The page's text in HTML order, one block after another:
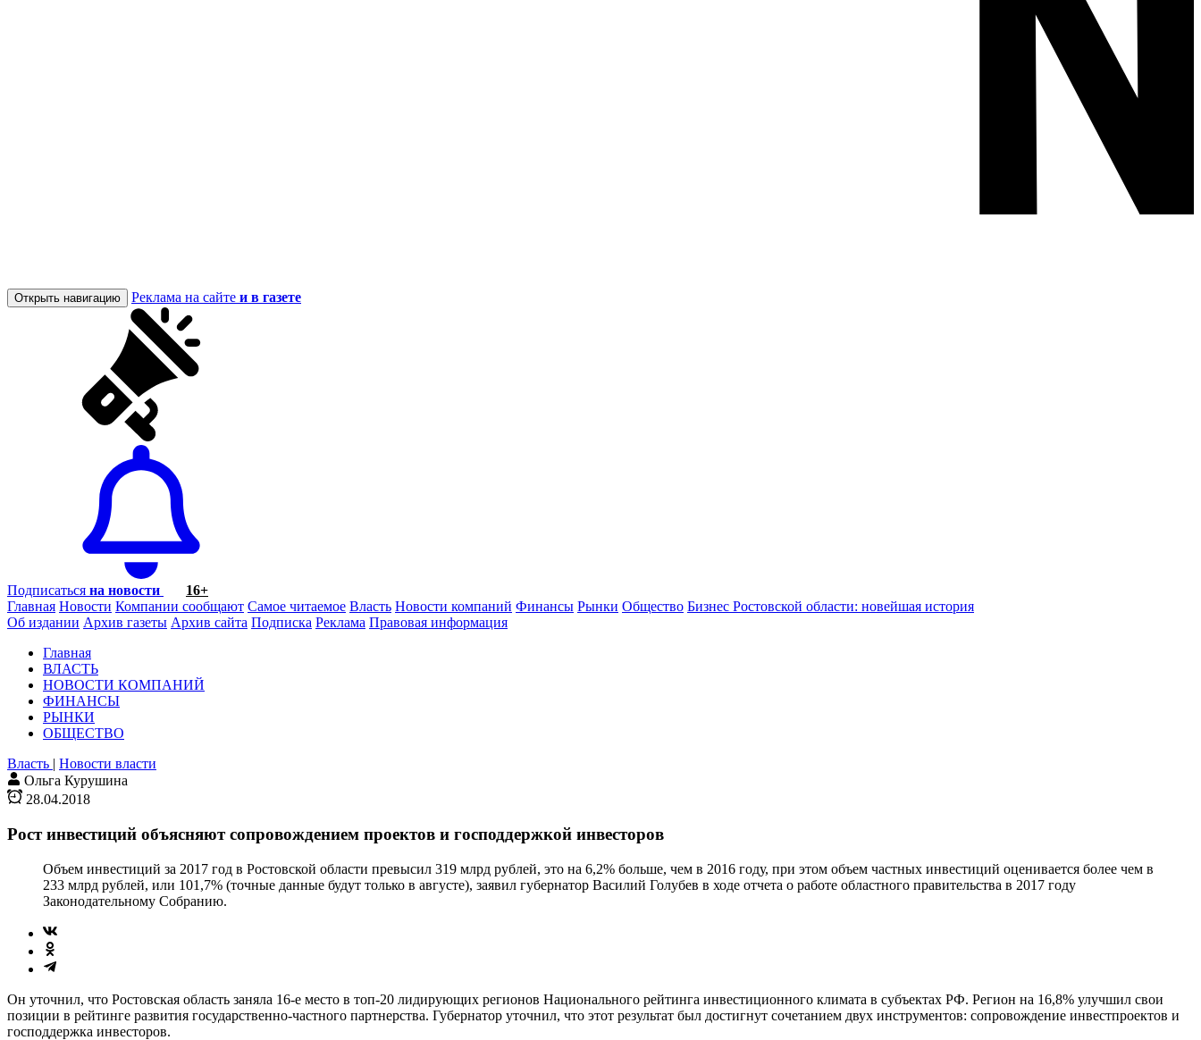
Открыть навигацию Реклама на сайте и в газете
Подписаться на новости
16+
Главная Новости Компании сообщают Самое читаемое Власть Новости компаний Финансы Рынки Общество Бизнес Ростовской области: новейшая история
Об издании Архив газеты Архив сайта Подписка Реклама Правовая информация
Главная
ВЛАСТЬ
НОВОСТИ КОМПАНИЙ
ФИНАНСЫ
РЫНКИ
ОБЩЕСТВО
Власть | Новости власти
Ольга Курушина
28.04.2018
Рост инвестиций объясняют сопровождением проектов и господдержкой инвесторов
Объем инвестиций за 2017 год в Ростовской области превысил 319 млрд рублей, это на 6,2% больше, чем в 2016 году, при этом объем частных инвестиций оценивается более чем в
233 млрд рублей, или 101,7% (точные данные будут только в августе), заявил губернатор Василий Голубев в ходе отчета о работе областного правительства в 2017 году
Законодательному Собранию.
Он уточнил, что Ростовская область заняла 16-е место в топ-20 лидирующих регионов Национального рейтинга инвестиционного климата в субъектах РФ. Регион на 16,8% улучшил свои
позиции в рейтинге развития государственно-частного партнерства. Губернатор уточнил, что этот результат был достигнут сочетанием двух инструментов: сопровождение инвестпроектов и
господдержка инвесторов.